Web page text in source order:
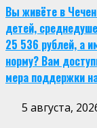
Вы живёте в
детей,
25 536 рублей, а
норму? Вам
мера поддержки
5 августа,